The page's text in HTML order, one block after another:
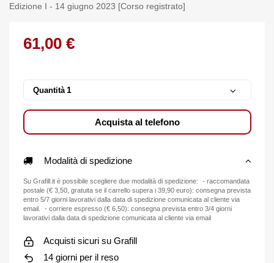
Edizione I - 14 giugno 2023 [Corso registrato]
61,00 €
Quantità
Acquista al telefono
Modalità di spedizione
Su Grafill.it è possibile scegliere due modalità di spedizione: - raccomandata
postale (€ 3,50, gratuita se il carrello supera i 39,90 euro): consegna prevista
entro 5/7 giorni lavorativi dalla data di spedizione comunicata al cliente via
email. - corriere espresso (€ 6,50): consegna prevista entro 3/4 giorni
lavorativi dalla data di spedizione comunicata al cliente via email
Acquisti sicuri su Grafill
14 giorni per il reso